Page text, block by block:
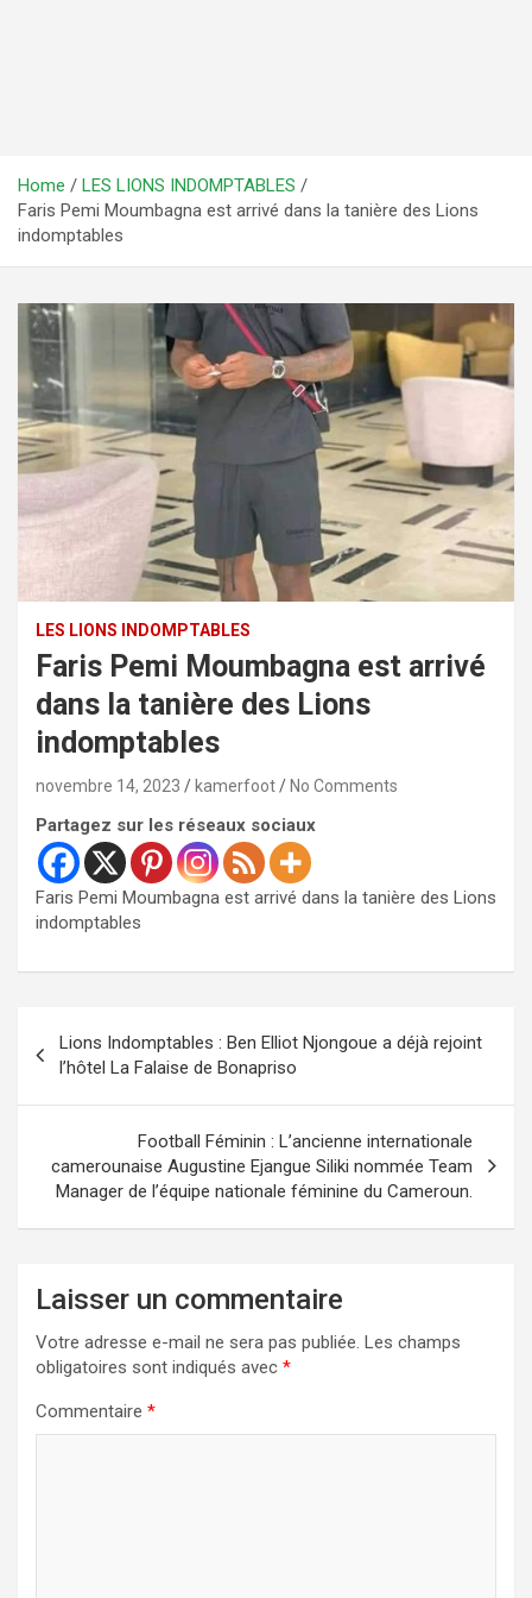
Home
LES LIONS INDOMPTABLES
Faris Pemi Moumbagna est arrivé dans la tanière des Lions
indomptables
LES LIONS INDOMPTABLES
Faris Pemi Moumbagna est arrivé
dans la tanière des Lions
indomptables
novembre 14, 2023 kamerfoot No Comments
Partagez sur les réseaux sociaux
Faris Pemi Moumbagna est arrivé dans la tanière des Lions
indomptables
de
l’article
Lions Indomptables : Ben Elliot Njongoue a déjà rejoint
l’hôtel La Falaise de Bonapriso
Football Féminin : L’ancienne internationale
camerounaise Augustine Ejangue Siliki nommée Team
Manager de l’équipe nationale féminine du Cameroun.
Laisser un commentaire
Votre adresse e-mail ne sera pas publiée. Les champs
obligatoires sont indiqués avec *
Commentaire *